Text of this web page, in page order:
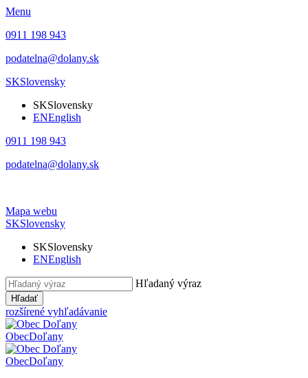
Menu
0911 198 943
podatelna@dolany.sk
SKSlovensky
SKSlovensky
ENEnglish
0911 198 943
podatelna@dolany.sk
Mapa webu
SKSlovensky
SKSlovensky
ENEnglish
Hľadaný výraz
Hľadať
rozšírené vyhľadávanie
ObecDoľany
ObecDoľany